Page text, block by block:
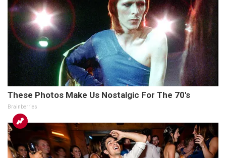
These Photos Make Us Nostalgic For The 70's
Brainberries